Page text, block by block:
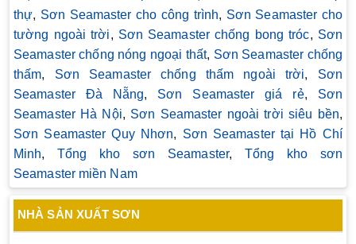
thự, Sơn Seamaster cho công trình, Sơn Seamaster cho
tường ngoài trời, Sơn Seamaster chống bong tróc, Sơn
Seamaster chống nóng ngoại thất, Sơn Seamaster chống
thấm, Sơn Seamaster chống thấm ngoài trời, Sơn
Seamaster Đà Nẵng, Sơn Seamaster giá rẻ, Sơn
Seamaster Hà Nội, Sơn Seamaster ngoài trời siêu bền,
Sơn Seamaster Quy Nhơn, Sơn Seamaster tại Hồ Chí
Minh,Tổng kho sơn Seamaster, Tổng kho sơn
Seamaster miền Nam
NHÀ SẢN XUẤT SƠN